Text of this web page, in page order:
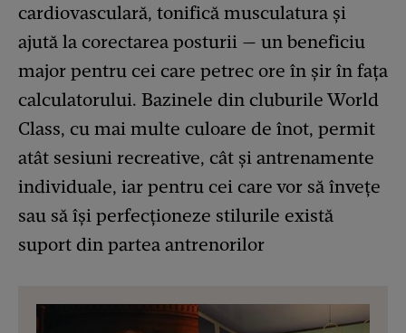
cardiovasculară, tonifică musculatura și
ajută la corectarea posturii — un beneficiu
major pentru cei care petrec ore în șir în fața
calculatorului. Bazinele din cluburile World
Class, cu mai multe culoare de înot, permit
atât sesiuni recreative, cât și antrenamente
individuale, iar pentru cei care vor să învețe
sau să își perfecționeze stilurile există
suport din partea antrenorilor